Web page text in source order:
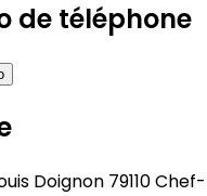
de téléphone
Doignon 79110